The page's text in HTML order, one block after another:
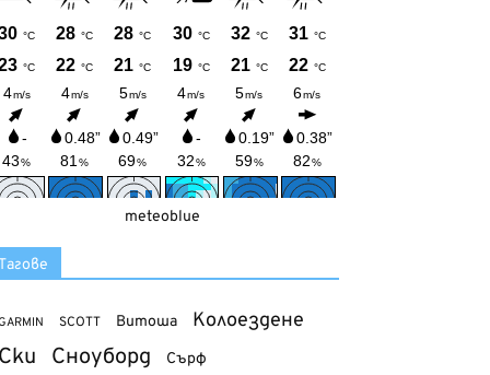
meteoblue
SCOTT Витоша Колоездене
Сноуборд Сърф